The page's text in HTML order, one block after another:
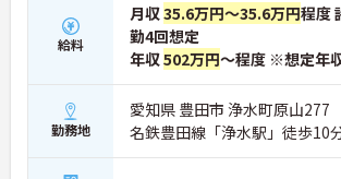
給料
月収35.6万円～35.6万円程度
勤4回想定
年収502万円～程度 ※想定年
勤務地
愛知県 豊田市 浄水町原山277
名鉄豊田線「浄水駅」徒歩10